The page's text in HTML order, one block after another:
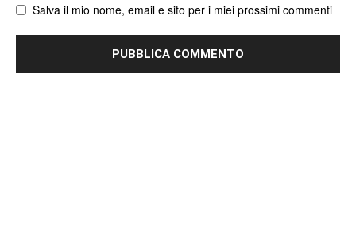
Salva il mio nome, email e sito per i miei prossimi commenti